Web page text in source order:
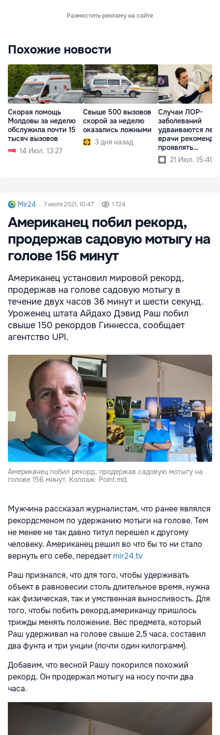
Разместить рекламу на сайте
Похожие новости
Скорая помощь
Молдовы за неделю
обслужила почти 15
тысяч вызовов
14 Июл. 13:27
Свыше 500 вызовов
скорой за неделю
оказались ложными
3 дня назад
Случаи ЛОР-
заболеваний
удваиваются
врачи
проявлять
осторожность
21 Июл. 15:40
Mir24 7 июля 2021, 10:47 1 724
Американец побил рекорд,
продержав садовую мотыгу на
голове 156 минут
Американец установил мировой рекорд,
продержав на голове садовую мотыгу в
течение двух часов 36 минут и шести секунд.
Уроженец штата Айдахо Дэвид Раш побил
свыше 150 рекордов Гиннесса, сообщает
агентство UPI.
Американец побил рекорд, продержав садовую мотыгу на
голове 156 минут. Коллаж: Point.md.
Мужчина рассказал журналистам, что ранее являлся
рекордсменом по удержанию мотыги на голове. Тем
не менее не так давно титул перешел к другому
человеку. Американец решил во что бы то ни стало
вернуть его себе, передаетmir24.tv
Раш признался, что для того, чтобы удерживать
объект в равновесии столь длительное время, нужна
как физическая, так и умственная выносливость. Для
того, чтобы побить рекорд,американцу пришлось
трижды менять положение. Вес предмета, который
Раш удерживал на голове свыше 2,5 часа, составил
два фунта и три унции (почти один килограмм).
Добавим, что весной Рашу покорился похожий
рекорд. Он продержал мотыгу на носу почти два
часа.